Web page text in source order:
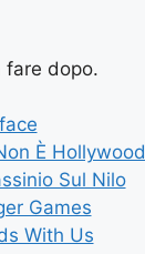
fare dopo.
È Hollywood
Sul Nilo
Games
With Us